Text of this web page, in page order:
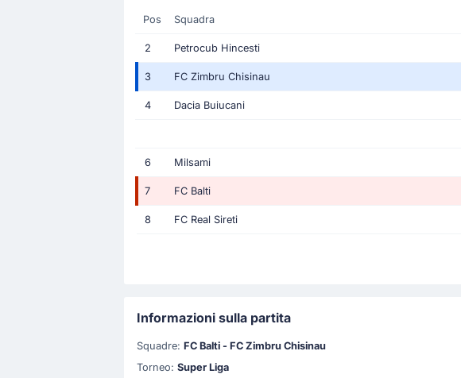
Pos Squadra
2 Petrocub Hincesti
3 FC Zimbru Chisinau
4 Dacia Buiucani
6 Milsami
7 FC Balti
8 FC Real Sireti
Informazioni sulla partita
Squadre: FC Balti - FC Zimbru Chisinau
Torneo: Super Liga